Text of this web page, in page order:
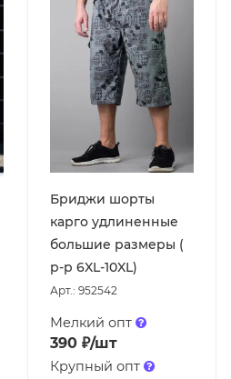
Бриджи шорты
карго удлиненные
большие размеры (
р-р 6XL-10XL)
Арт.: 952542
Мелкий опт
390₽/шт
Крупный опт